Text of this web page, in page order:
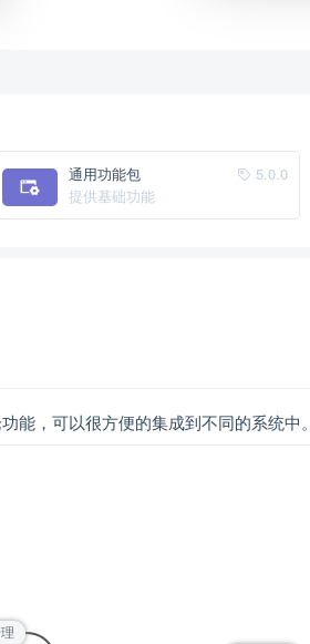
5.0.0
通用功能包
提供基础功能
能，可以很方便的集成到不同的系统中。